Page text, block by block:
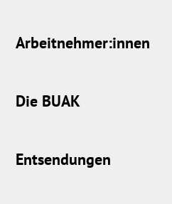
Arbeitnehmer:innen
Die BUAK
Entsendungen